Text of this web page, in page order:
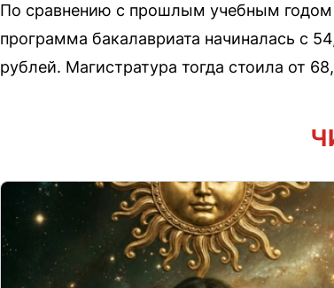
По сравнению с прошлым учебным годом
программа бакалавриата начиналась с
рублей. Магистратура тогда стоила от